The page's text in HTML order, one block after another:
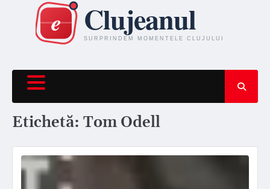
content
Etichetă: Tom Odell